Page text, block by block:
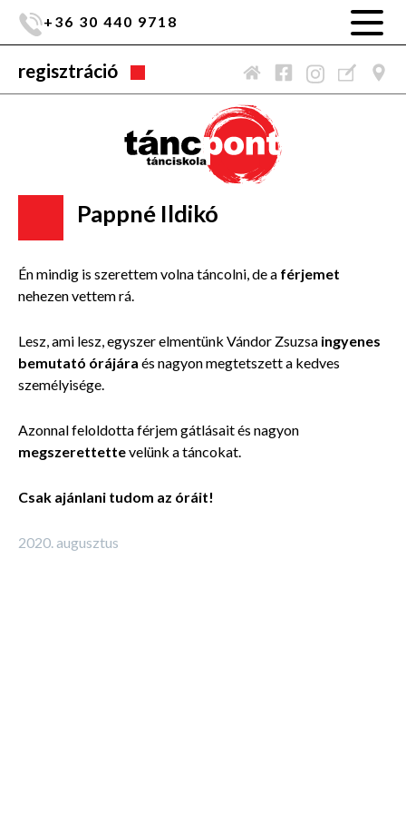
+36 30 440 9718
regisztráció
Pappné Ildikó
Én mindig is szerettem volna táncolni, de a férjemet
nehezen vettem rá.
Lesz, ami lesz, egyszer elmentünk Vándor Zsuzsa ingyenes
bemutató órájára és nagyon megtetszett a kedves
személyisége.
Azonnalfeloldottaférjem gátlásaités nagyon
megszerettettevelünk a táncokat.
Csak ajánlani tudom az óráit!
2020. augusztus